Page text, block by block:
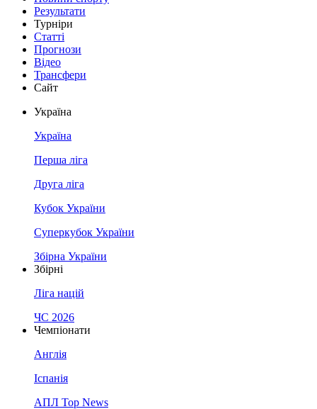
Результати
Турніри
Статті
Прогнози
Відео
Трансфери
Сайт
Україна
Україна
Перша ліга
Друга ліга
Кубок України
Суперкубок України
Збірна України
Збірні
Ліга націй
ЧС 2026
Чемпіонати
Англія
Іспанія
АПЛ Top News